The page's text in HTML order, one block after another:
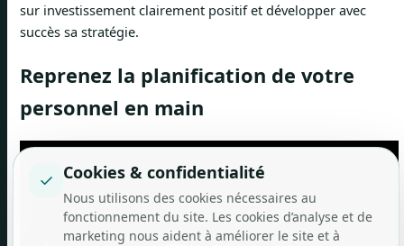
sur investissement clairement positif et développer avec
succès sa stratégie.
Reprenez la planification de votre
personnel en main
✓ Cookies & confidentialité
Nous utilisons des cookies nécessaires au
fonctionnement du site. Les cookies d’analyse et de
marketing nous aident à améliorer le site et à